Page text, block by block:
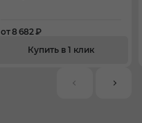
от 8 682 ₽
Купить в 1 клик